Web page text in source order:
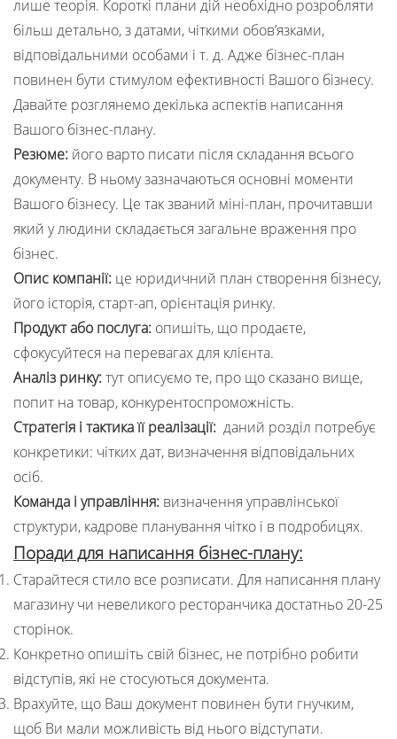
лише теорія. Короткі плани дій необхідно розробляти
більш детально, з датами, чіткими обов’язками,
відповідальними особами і т. д. Адже бізнес-план
повинен бути стимулом ефективності Вашого бізнесу.
Давайте розглянемо декілька аспектів написання
Вашого бізнес-плану.
Резюме: його варто писати після складання всього
документу. В ньому зазначаються основні моменти
Вашого бізнесу. Це так званий міні-план, прочитавши
який у людини складається загальне враження про
бізнес.
Опис компанії: це юридичний план створення бізнесу,
його історія, старт-ап, орієнтація ринку.
Продукт або послуга: опишіть, що продаєте,
сфокусуйтеся на перевагах для клієнта.
Аналіз ринку:тут описуємо те, про що сказано вище,
попит на товар, конкурентоспроможність.
Стратегія і тактика її реалізації: даний розділ потребує
конкретики: чітких дат, визначення відповідальних
осіб.
Команда і управління: визначення управлінської
структури, кадрове планування чітко і в подробицях.
Поради для написання бізнес-плану:
Старайтеся стило все розписати. Для написання плану
магазину чи невеликого ресторанчика достатньо 20-25
сторінок.
Конкретно опишіть свій бізнес, не потрібно робити
відступів, які не стосуються документа.
Врахуйте, що Ваш документ повинен бути гнучким,
щоб Ви мали можливість від нього відступати.